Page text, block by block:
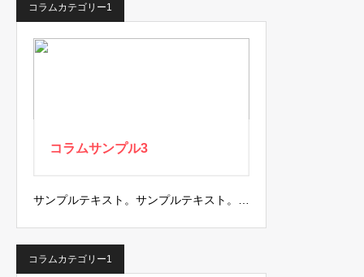
コラムカテゴリー1
コラムサンプル3
サンプルテキスト。サンプルテキスト。…
コラムカテゴリー1